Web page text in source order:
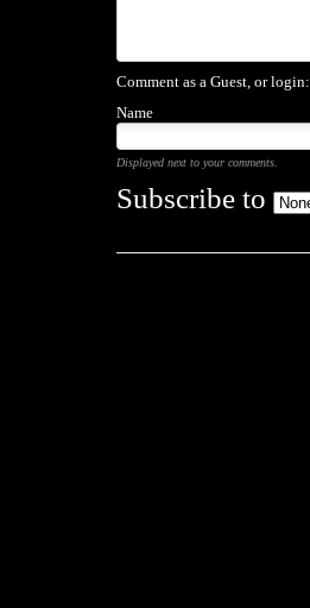
Comment as a Guest, or login:
Name
Displayed next to your comments.
Subscribe to